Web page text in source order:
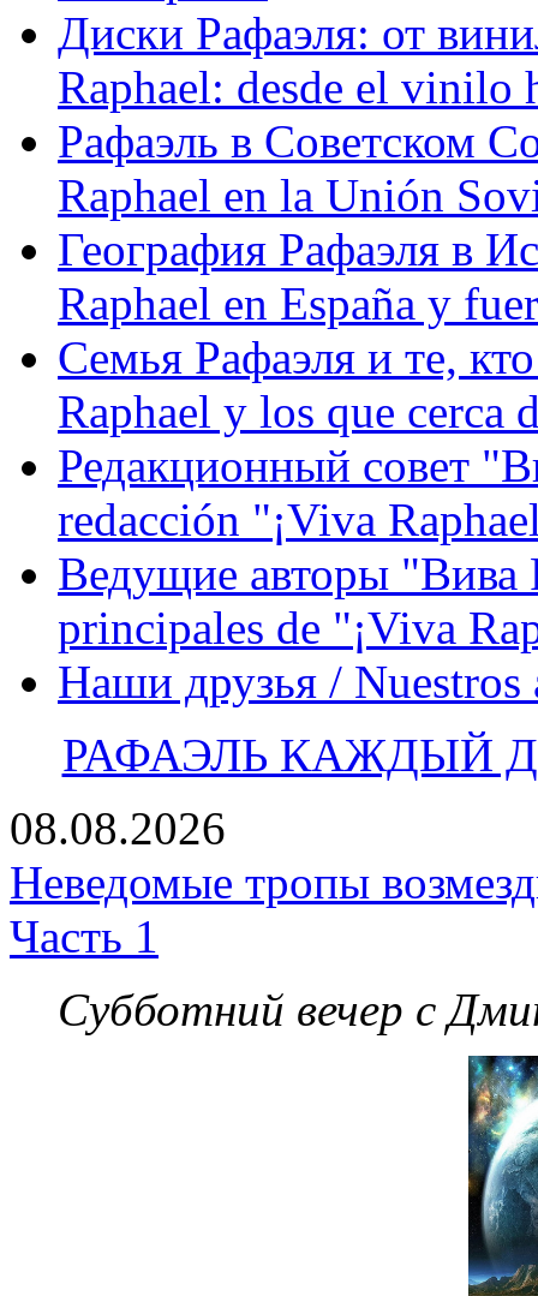
Диски Рафаэля: от
Raphael: desde el vinilo
Рафаэль в Советском
Raphael en la Unión
География Рафаэля в
Raphael en España y
Семья Рафаэля и те,
Raphael y los que cerca
Редакционный совет
redacción "¡Viva
Ведущие авторы "Вива
principales de "¡Viva
Наши друзья / Nuestros
РАФАЭЛЬ КАЖДЫЙ
08.08.2026
Неведомые тропы
Часть 1
Субботний вечер с